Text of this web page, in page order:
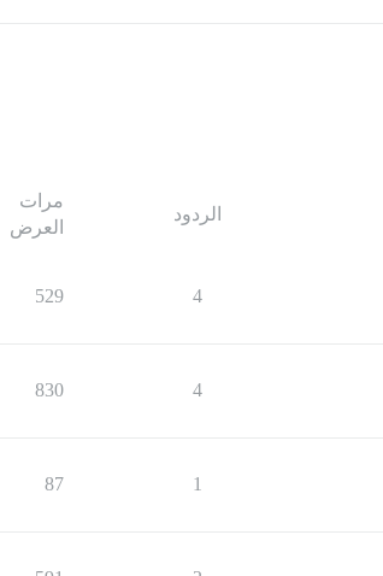
الردود
مرات
العرض
4
529
4
830
1
87